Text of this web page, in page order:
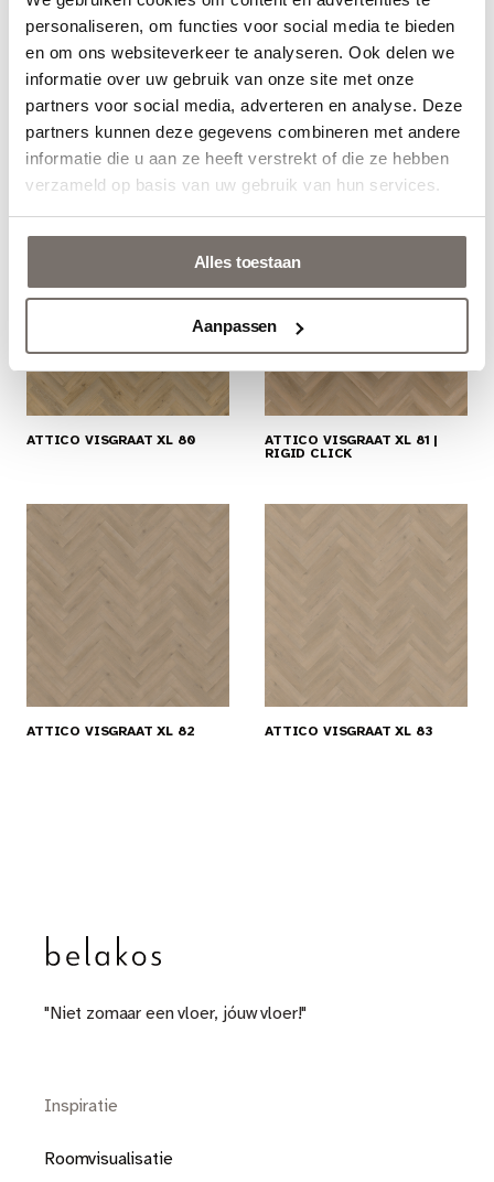
personaliseren, om functies voor social media te bieden
en om ons websiteverkeer te analyseren. Ook delen we
informatie over uw gebruik van onze site met onze
partners voor social media, adverteren en analyse. Deze
partners kunnen deze gegevens combineren met andere
informatie die u aan ze heeft verstrekt of die ze hebben
verzameld op basis van uw gebruik van hun services.
Alles toestaan
Aanpassen
Choose your language
Engels
Nederlands
STEL EEN VLOERKLEED OP MAAT SAMEN
Gerelateerde producten Bekijk catalogus
ATTICO VISGRAAT XL 80
ATTICO VISGRAAT XL 81 |
RIGID CLICK
ATTICO VISGRAAT XL 82 ATTICO VISGRAAT XL 83
"Niet zomaar een vloer, jóuw vloer!"
Inspiratie
Roomvisualisatie